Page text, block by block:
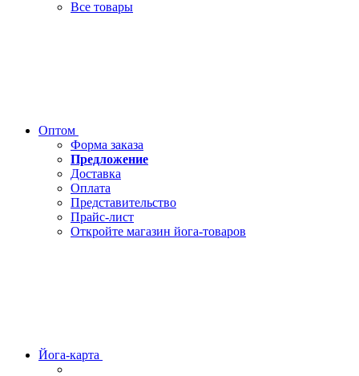
Все товары
Оптом
Форма заказа
Предложение
Доставка
Оплата
Представительство
Прайс-лист
Откройте магазин йога-товаров
Йога-карта